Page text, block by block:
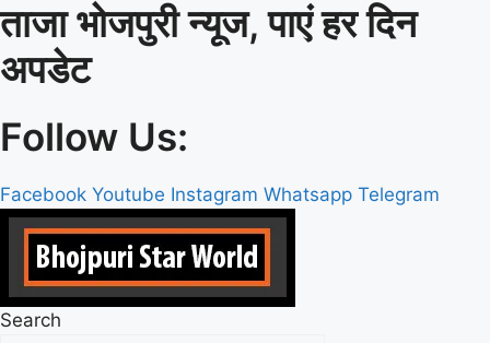
Skip
to
content
ताजा भोजपुरी न्यूज, पाएं हर दिन
अपडेट
Follow Us:
Facebook Youtube Instagram Whatsapp Telegram
Search